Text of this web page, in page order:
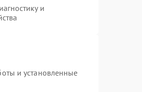
и
и установленные